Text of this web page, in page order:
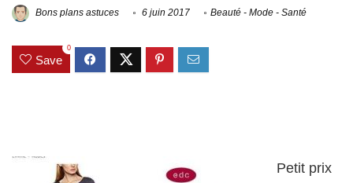
Bons plans astuces 6 juin 2017 Beauté - Mode - Santé
Save
0
Petit prix